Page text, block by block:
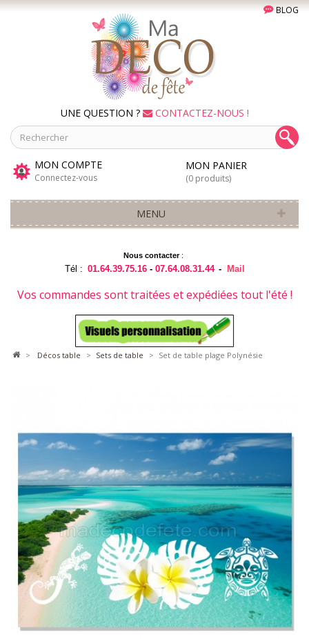
BLOG
UNE QUESTION ? CONTACTEZ-NOUS !
MON COMPTE
Connectez-vous
MON PANIER
(0 produits)
MENU
Nous contacter:
Tél : 01.64.39.75.16 -07.64.08.31.44 - Mail
Vos commandes sont traitées et expédiées tout l'été !
> décos table > sets de table > Set de table plage Polynésie